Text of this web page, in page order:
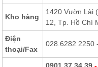
Kho hàng
1420 Vườn Lài
12, Tp. Hồ Chí
Điện
thoại/Fax
028.6282 2250